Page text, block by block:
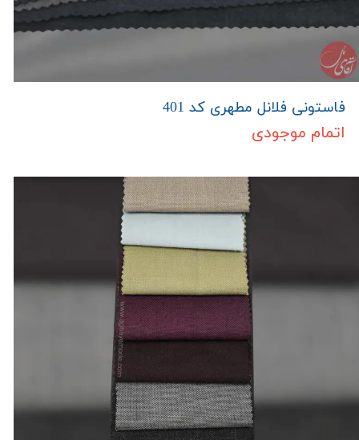
فاستونی فلانل مطهری کد 401
اتمام موجودی